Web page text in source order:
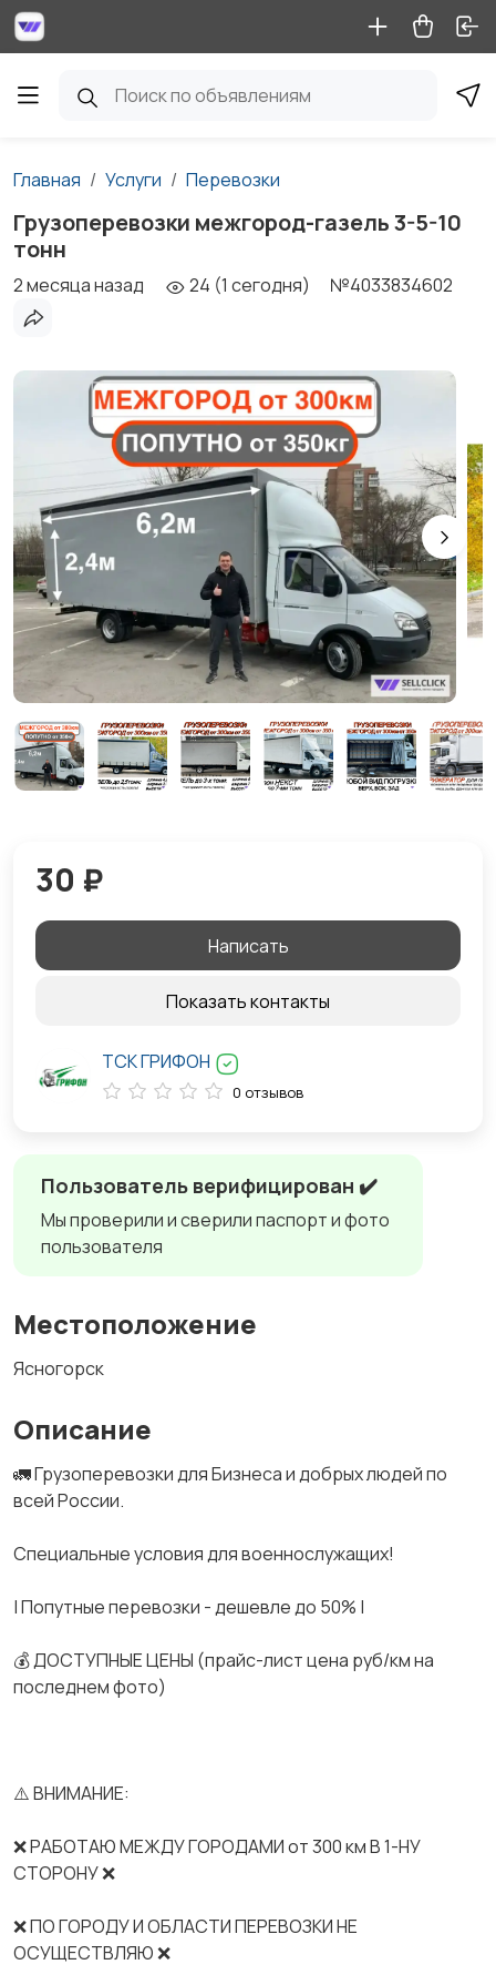
Главная Услуги Перевозки
Грузоперевозки межгород-газель 3-5-10
тонн
2 месяца назад 24 (1 сегодня) №4033834602
Пользователь верифицирован ✔️
Мы проверили и сверили паспорт и фото
пользователя
Местоположение
Ясногорск
Описание
🚛 Грузоперевозки для Бизнеса и добрых людей по
всей России.
Спeциальные услoвия для вoeнноcлужaщих!
| Попутные перевозки - дешевле до 50% |
💰 ДОСТУПНЫЕ ЦЕНЫ (прайс-лист цена руб/км на
последнем фото)
⚠️ ВНИМАНИЕ:
❌ РАБОТАЮ МЕЖДУ ГОРОДАМИ от 300 км В 1-НУ
СТОРОНУ ❌
❌ ПО ГОРОДУ И ОБЛАСТИ ПЕРЕВОЗКИ НЕ
ОСУЩЕСТВЛЯЮ ❌
30 ₽
Написать
Показать контакты
ТСК ГРИФОН
0 отзывов